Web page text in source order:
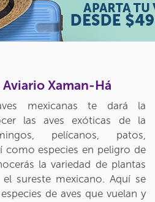
Xaman-Há
mexicanas te dará la
las aves exóticas de la
pelícanos, patos,
como especies en peligro de
la variedad de plantas
sureste mexicano. Aquí se
de aves que vuelan y